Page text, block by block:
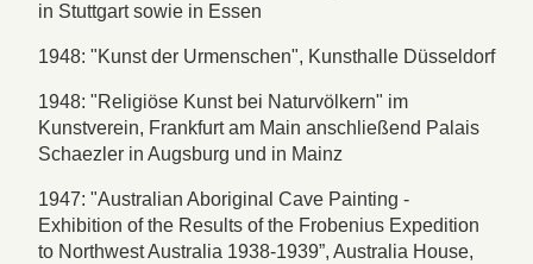
in Stuttgart sowie in Essen
1948: "Kunst der Urmenschen", Kunsthalle Düsseldorf
1948: "Religiöse Kunst bei Naturvölkern" im
Kunstverein, Frankfurt am Main anschließend Palais
Schaezler in Augsburg und in Mainz
1947: "Australian Aboriginal Cave Painting -
Exhibition of the Results of the Frobenius Expedition
to Northwest Australia 1938-1939”, Australia House,